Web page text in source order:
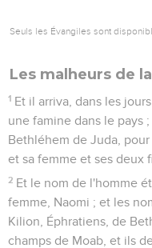
Seuls les Évangiles sont
Les malheurs de
1 Et il arriva, dans les
une famine dans le pays
Bethléhem de Juda,
et sa femme et ses deux
2 Et le nom de l'homme
femme, Naomi ; et les
Kilion, Éphratiens, de
champs de Moab, et ils